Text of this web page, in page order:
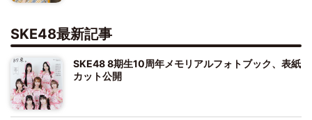
SKE48最新記事
SKE48 8期生10周年メモリアルフォトブック、表紙
カット公開